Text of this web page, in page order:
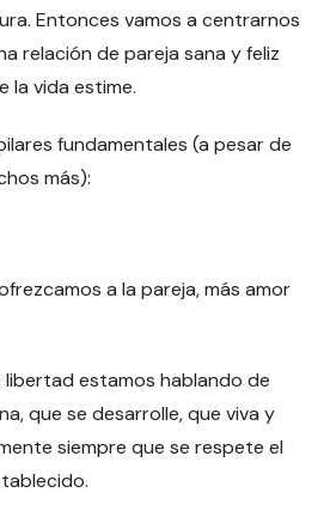
Entonces vamos a centrarnos
relación de pareja sana y feliz
la vida estime.
fundamentales (a pesar de
más):
a la pareja, más amor
libertad estamos hablando de
que se desarrolle, que viva y
siempre que se respete el